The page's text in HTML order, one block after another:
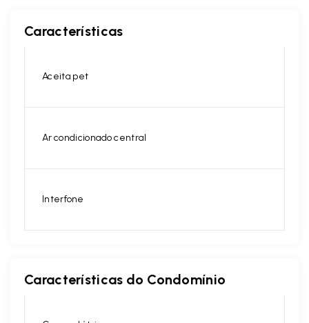
Características
Aceita pet
Ar condicionado central
Interfone
Características do Condomínio